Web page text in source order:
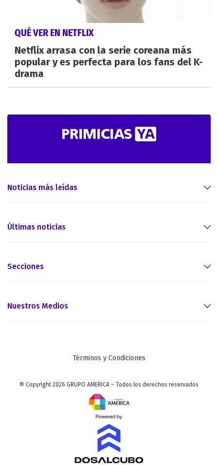
QUÉ VER EN NETFLIX
Netflix arrasa con la serie coreana más
popular y es perfecta para los fans del K-
drama
Noticias más leídas
Últimas noticias
Secciones
Nuestros Medios
Términos y Condiciones
© Copyright 2026 GRUPO AMERICA – Todos los derechos reservados